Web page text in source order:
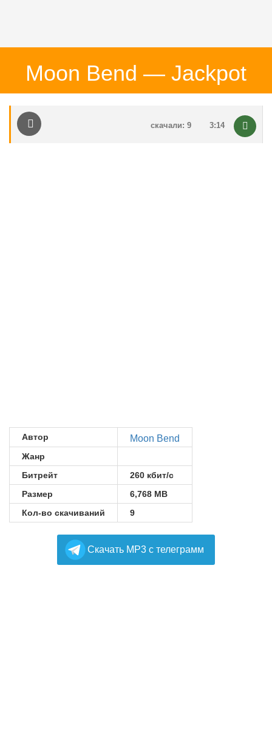
Moon Bend — Jackpot
3:14
скачали: 9
Автор Moon Bend
Жанр
Битрейт
260 кбит/с
Размер
6,768 MB
Кол-во скачиваний
9
Cкачать MP3 с телеграмм